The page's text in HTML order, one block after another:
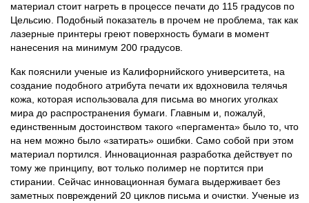
материал стоит нагреть в процессе печати до 115 градусов по
Цельсию. Подобный показатель в прочем не проблема, так как
лазерные принтеры греют поверхность бумаги в момент
нанесения на минимум 200 градусов.
Как пояснили ученые из Калифорнийского университета, на
создание подобного атрибута печати их вдохновила телячья
кожа, которая использовала для письма во многих уголках
мира до распространения бумаги. Главным и, пожалуй,
единственным достоинством такого «пергамента» было то, что
на нем можно было «затирать» ошибки. Само собой при этом
материал портился. Инновационная разработка действует по
тому же принципу, вот только полимер не портится при
стирании. Сейчас инновационная бумага выдерживает без
заметных повреждений 20 циклов письма и очистки. Ученые из